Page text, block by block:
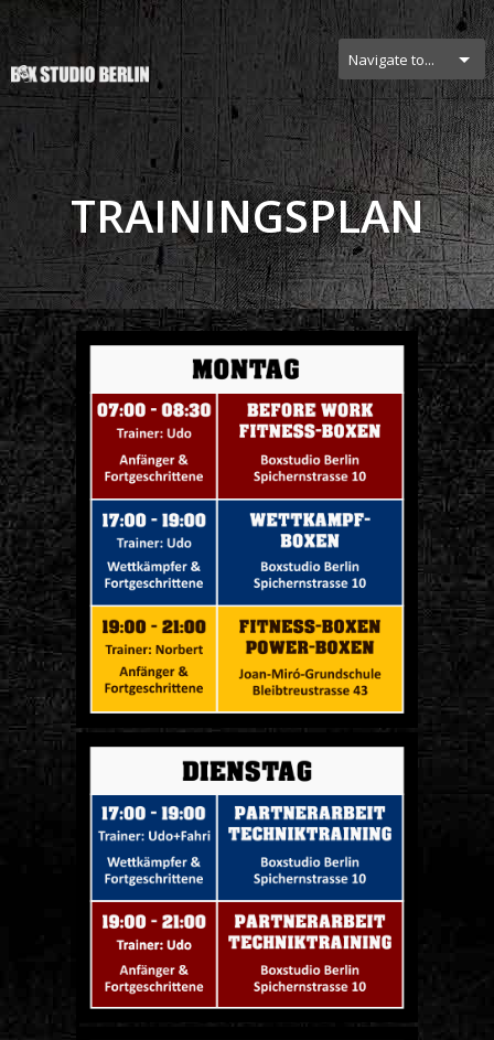
Navigate to...
TRAININGSPLAN